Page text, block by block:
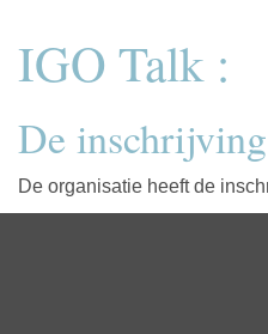
IGO Talk :
De
De organisatie heeft de